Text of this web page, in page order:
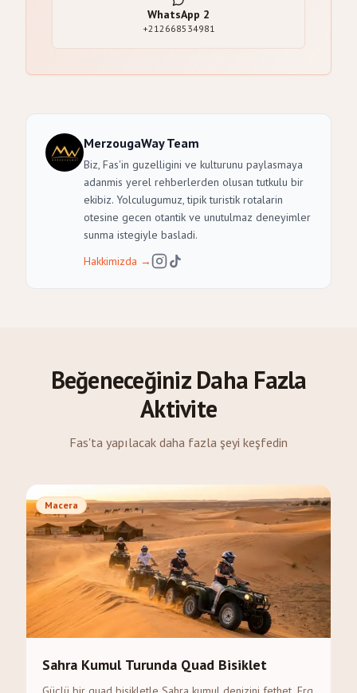
WhatsApp 2
+212668534981
MerzougaWay Team
Biz, Fas'in guzelligini ve kulturunu paylasmaya
adanmis yerel rehberlerden olusan tutkulu bir
ekibiz. Yolculugumuz, tipik turistik rotalarin
otesine gecen otantik ve unutulmaz deneyimler
sunma istegiyle basladi.
Hakkimizda →
Beğeneceğiniz Daha Fazla
Aktivite
Fas'ta yapılacak daha fazla şeyi keşfedin
Macera
Sahra Kumul Turunda Quad Bisiklet